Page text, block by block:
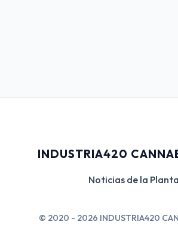
INDUSTRIA420
Noticias de la Planta
© 2020 - 2026 INDUSTRIA420